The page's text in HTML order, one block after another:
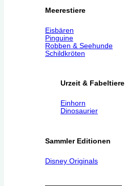
Meerestiere
Eisbären
Pinguine
Robben & Seehunde
Schildkröten
Urzeit & Fabeltiere
Einhorn
Dinosaurier
Sammler Editionen
Disney Originals